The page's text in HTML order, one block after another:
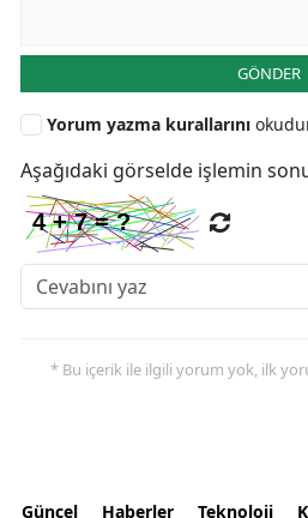
GÖNDER
Yorum yazma kurallarını
Aşağıdaki görselde işlemin
* Bu içerik ile ilgili yorum yok, ilk
Güncel Haberler Teknoloji